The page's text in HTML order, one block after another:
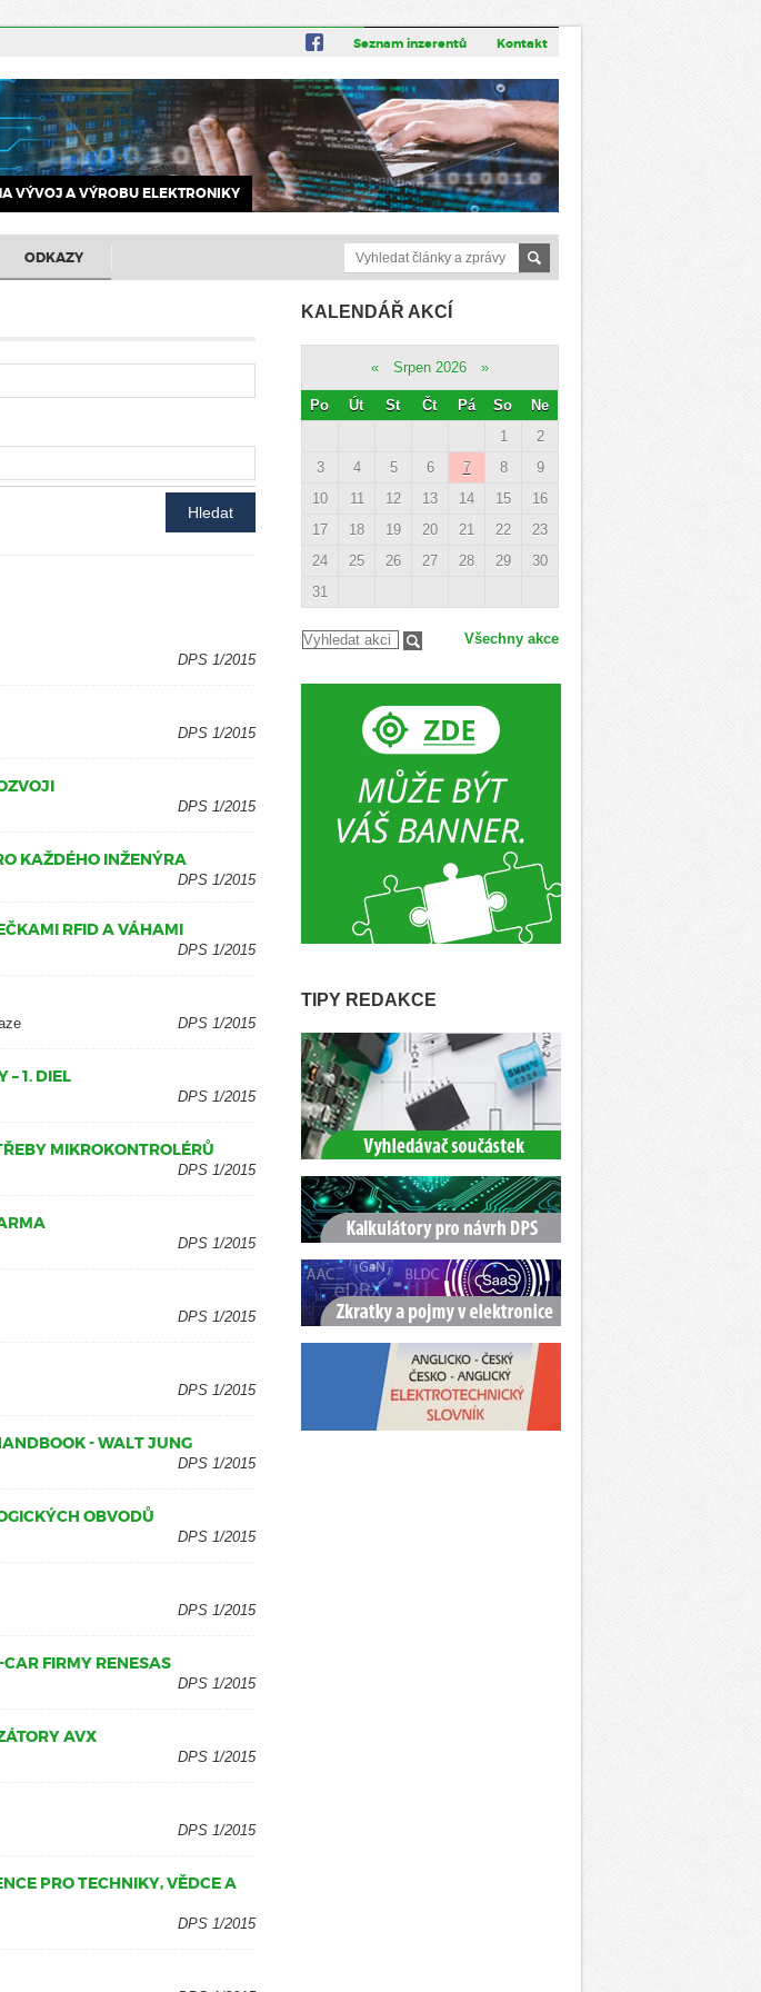
Seznam inzerentů Kontakt
VÝVOJ A VÝROBU ELEKTRONIKY
ODKAZY
Hledat
DPS 1/2015
DPS 1/2015
DPS 1/2015
KAŽDÉHO INŽENÝRA
DPS 1/2015
RFID A VÁHAMI
DPS 1/2015
DPS 1/2015
– 1. DIEL
DPS 1/2015
MIKROKONTROLÉRŮ
DPS 1/2015
DPS 1/2015
DPS 1/2015
DPS 1/2015
- WALT JUNG
DPS 1/2015
OBVODŮ
DPS 1/2015
DPS 1/2015
FIRMY RENESAS
DPS 1/2015
AVX
DPS 1/2015
DPS 1/2015
PRO TECHNIKY, VĚDCE A
DPS 1/2015
KALENDÁŘ AKCÍ
« Srpen 2026 »
Po Út St Čt Pá So
Ne
1
2
3
4 5 6 7 8
9
10
11 12 13 14 15
16
17
18 19 20 21 22
23
24
25 26 27 28 29
30
31
Všechny akce
TIPY REDAKCE